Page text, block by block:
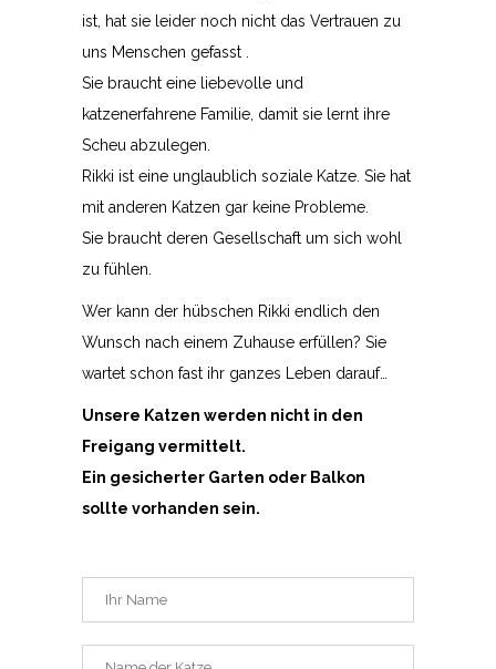
ist, hat sie leider noch nicht das Vertrauen zu
uns Menschen gefasst .
Sie braucht eine liebevolle und
katzenerfahrene Familie, damit sie lernt ihre
Scheu abzulegen.
Rikki ist eine unglaublich soziale Katze. Sie hat
mit anderen Katzen gar keine Probleme.
Sie braucht deren Gesellschaft um sich wohl
zu fühlen.
Wer kann der hübschen Rikki endlich den
Wunsch nach einem Zuhause erfüllen? Sie
wartet schon fast ihr ganzes Leben darauf…
Unsere Katzen werden nicht in den
Freigang vermittelt.
Ein gesicherter Garten oder Balkon
sollte vorhanden sein.